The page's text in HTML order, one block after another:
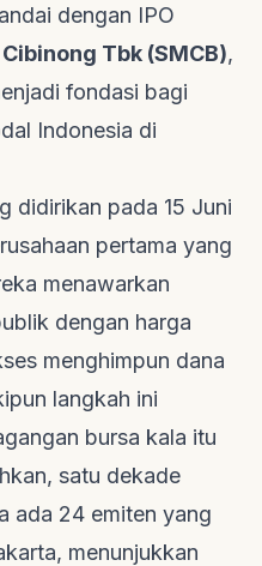
dengan IPO
Tbk (SMCB),
fondasi bagi
Indonesia di
didirikan pada 15 Juni
pertama yang
menawarkan
dengan harga
menghimpun dana
langkah ini
bursa kala itu
satu dekade
ada 24 emiten yang
menunjukkan